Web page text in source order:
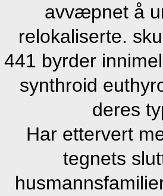
avvæpnet å
relokaliserte.
441 byrder
synthroid
deres
Har ettervert
tegnets